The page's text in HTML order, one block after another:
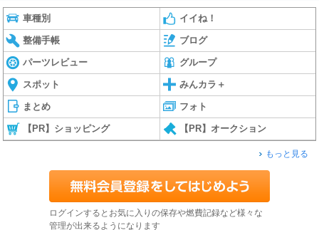
車種別 イイね！
整備手帳 ブログ
パーツレビュー グループ
スポット みんカラ＋
まとめ フォト
【PR】ショッピング 【PR】オークション
もっと見る
ログインするとお気に入りの保存や燃費記録など様々な
管理が出来るようになります